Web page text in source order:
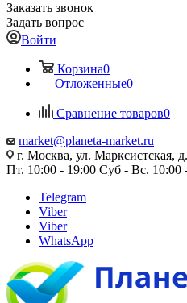
Заказать звонок
Задать вопрос
Войти
Корзина0
Отложенные0
Сравнение товаров0
market@planeta-market.ru
г. Москва, ул. Марксистская,
Пт. 10:00 - 19:00 Суб - Вс. 10:00
Telegram
Viber
Viber
WhatsApp